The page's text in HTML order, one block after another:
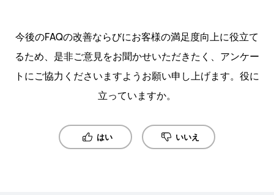
今後のFAQの改善ならびにお客様の満足度向上に役立て
るため、是非ご意見をお聞かせいただきたく、アンケー
トにご協力くださいますようお願い申し上げます。役に
立っていますか。
はい いいえ